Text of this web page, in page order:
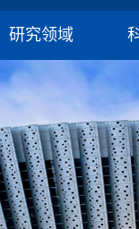
研究领域